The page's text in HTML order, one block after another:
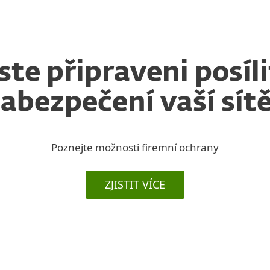
připraveni
vaší
Poznejte možnosti firemní ochrany
ZJISTIT VÍCE